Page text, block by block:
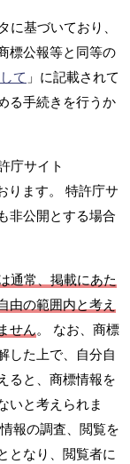
基づいており、
標公報等と同等の
て 」に記載されて
る手続きを行うか
庁サイト
ります。 特許庁サ
非公開とする場合
通常、掲載にあた
由の範囲内と考え
せん。 なお、商標
した上で、自分自
ると、商標情報を
いと考えられま
報の調査、閲覧を
となり、閲覧者に